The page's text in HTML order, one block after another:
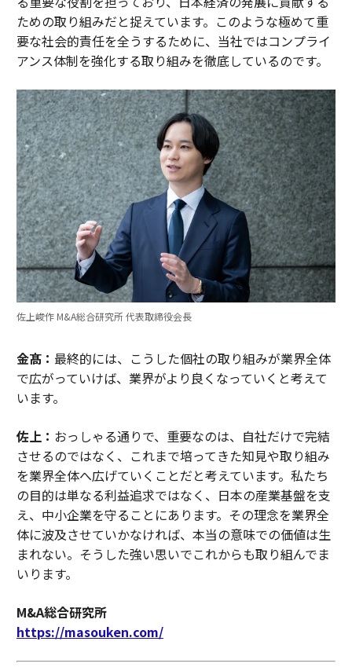
ための取り組みだと捉えています。このような極めて重
要な社会的責任を全うするために、当社ではコンプライ
アンス体制を強化する取り組みを徹底しているのです。
佐上峻作 M&A総合研究所 代表取締役会長
金髙： 最終的には、こうした個社の取り組みが業界全体
で広がっていけば、業界がより良くなっていくと考えて
います。
佐上： おっしゃる通りで、重要なのは、自社だけで完結
させるのではなく、これまで培ってきた知見や取り組み
を業界全体へ広げていくことだと考えています。私たち
の目的は単なる利益追求ではなく、日本の産業基盤を支
え、中小企業を守ることにあります。その理念を業界全
体に波及させていかなければ、本当の意味での価値は生
まれない。そうした強い思いでこれからも取り組んでま
いります。
M&A総合研究所
https://masouken.com/